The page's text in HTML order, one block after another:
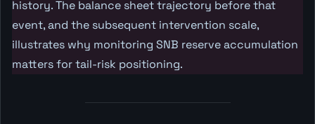
history. The balance sheet trajectory before that
event, and the subsequent intervention scale,
illustrates why monitoring SNB reserve accumulation
matters for tail-risk positioning.